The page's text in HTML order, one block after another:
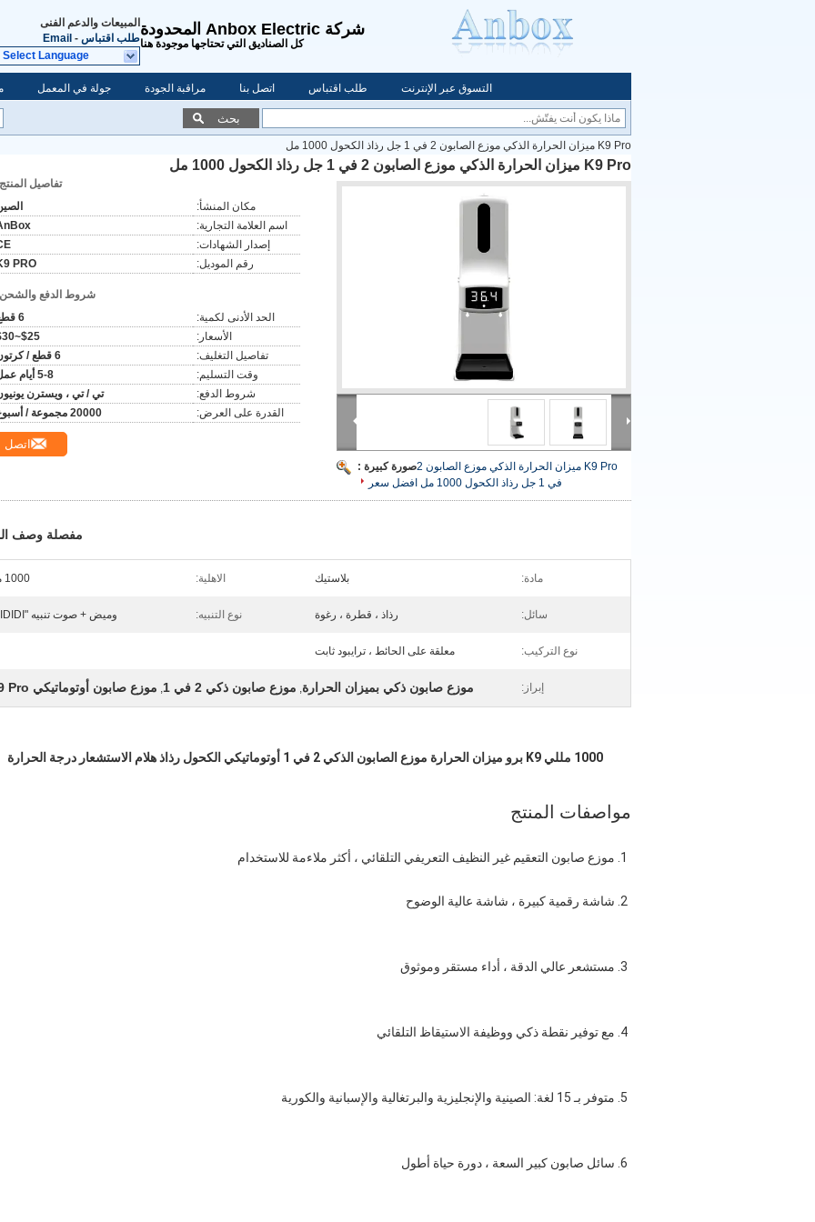
شركة Anbox Electric المحدودة
كل الصناديق التي تحتاجها موجودة هنا
المبيعات والدعم الفنى
طلب اقتباس -
Email
Select Language
جولة في المعمل مراقبة الجودة اتصل بنا طلب اقتباس التسوق عبر الإنترنت
بحث
K9 Pro ميزان الحرارة الذكي موزع الصابون 2 في 1 جل رذاذ الكحول 1000 مل
K9 Pro ميزان الحرارة الذكي موزع الصابون 2 في 1 جل رذاذ الكحول 1000 مل
صورة كبيرة :K9 Pro ميزان الحرارة الذكي موزع الصابون 2
في 1 جل رذاذ الكحول 1000 مل
افضل سعر
تفاصيل
مكان المنشأ:
اسم العلامة التجارية:
إصدار الشهادات:
رقم الموديل:
PRO
شروط الدفع
الحد الأدنى لكمية:
6 قطع
الأسعار:
$25~$30
تفاصيل التغليف:
6 قطع / كرتون
وقت التسليم:
5-8 أيام عمل
شروط الدفع:
تي / تي ، ويسترن
القدرة على العرض:
20000 مجموعة / أسبوع
اتصل
مفصلة وصف
مادة: بلاستيك الاهلية: 1000 مل
سائل: رذاذ ، قطرة ، رغوة نوع التنبيه: وميض + صوت تنبيه "DIDIDI"
نوع التركيب: معلقة على الحائط ، ترايبود ثابت
إبراز: موزع صابون ذكي بميزان الحرارة, موزع صابون ذكي 2 في 1 , موزع صابون أوتوماتيكي K9 Pro
1000 مللي K9 برو ميزان الحرارة موزع الصابون الذكي 2 في 1 أوتوماتيكي الكحول رذاذ هلام الاستشعار درجة الحرارة
مواصفات المنتج
1. موزع صابون التعقيم غير النظيف التعريفي التلقائي ، أكثر ملاءمة للاستخدام
2. شاشة رقمية كبيرة ، شاشة عالية الوضوح
3. مستشعر عالي الدقة ، أداء مستقر وموثوق
4. مع توفير نقطة ذكي ووظيفة الاستيقاظ التلقائي
5. متوفر بـ 15 لغة: الصينية والإنجليزية والبرتغالية والإسبانية والكورية
6. سائل صابون كبير السعة ، دورة حياة أطول